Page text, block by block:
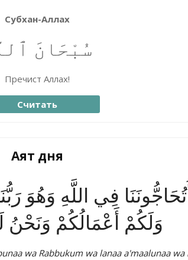
Субхан-Аллах
سُبْحَانَ
Пречист Аллах!
Считать
Аят дня
فِي اللَّهِ وَهُوَ
وَلَكُمْ أَعْمَالُكُمْ
wa Rabbukum wa lanaa a'maalunaa wa